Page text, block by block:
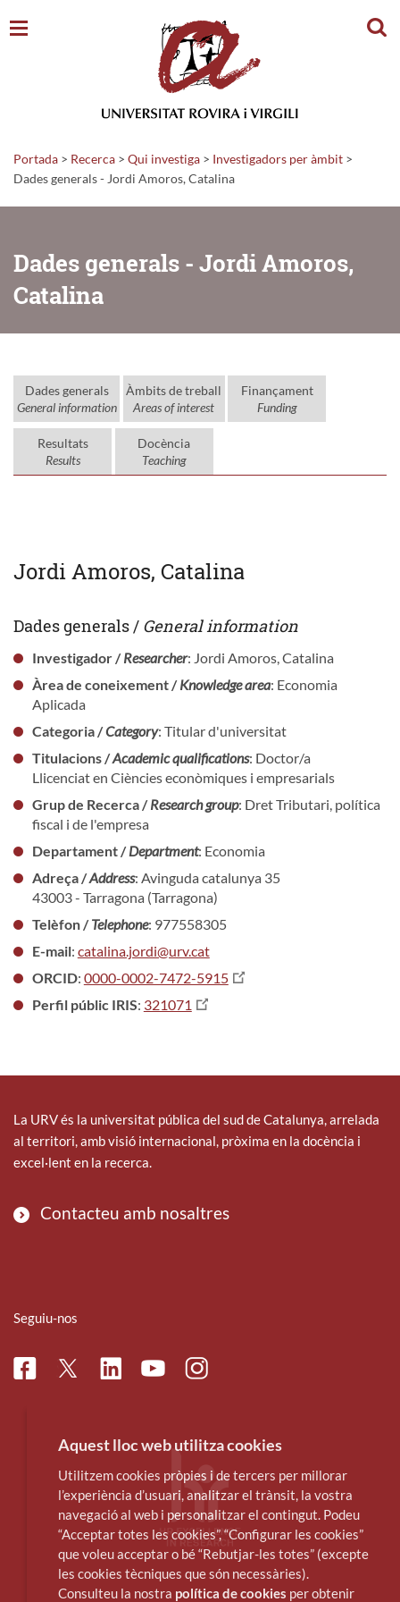
Portada > Recerca > Qui investiga > Investigadors per àmbit >
Dades generals - Jordi Amoros, Catalina
Dades generals - Jordi Amoros,
Catalina
Dades generals
General information
Àmbits de treball
Areas of interest
Finançament
Funding
Resultats
Results
Docència
Teaching
Jordi Amoros, Catalina
Dades generals / General information
Investigador /Researcher: Jordi Amoros, Catalina
Àrea de coneixement /Knowledge area: Economia
Aplicada
Categoria /Category: Titular d'universitat
Titulacions /Academic qualifications: Doctor/a
Llicenciat en Ciències econòmiques i empresarials
Grup de Recerca /Research group: Dret Tributari, política
fiscal i de l'empresa
Departament /Department: Economia
Adreça /Address: Avinguda catalunya 35
43003 - Tarragona (Tarragona)
Telèfon /Telephone: 977558305
E-mail: catalina.jordi@urv.cat
ORCID: 0000-0002-7472-5915
Perfil públic IRIS: 321071
La URV és la universitat pública del sud de Catalunya, arrelada
al territori, amb visió internacional, pròxima en la docència i
excel·lent en la recerca.
Contacteu amb nosaltres
Seguiu-nos
FacebookTwitterLinkedinYoutubeInstagram
Aquest lloc web utilitza cookies
Utilitzem cookies pròpies i de tercers per millorar
l’experiència d’usuari, analitzar el trànsit, la vostra
navegació al web i personalitzar el contingut. Podeu
“Acceptar totes les cookies”, “Configurar les cookies”
que voleu acceptar o bé “Rebutjar-les totes” (excepte
les cookies tècniques que són necessàries).
Consulteu la nostra política de cookies per obtenir